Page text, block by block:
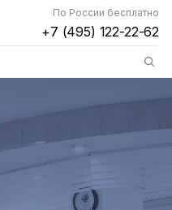
По России бесплатно
+7 (495) 122-22-62